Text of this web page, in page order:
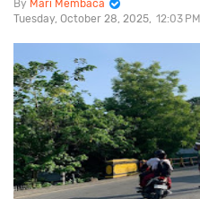
Mari Membaca
Tuesday, October 28, 2025 12:03 PM